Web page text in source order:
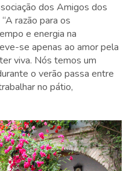
dos Amigos dos
razão para os
e energia na
se apenas ao amor pela
viva. Nós temos um
o verão passa entre
no pátio,